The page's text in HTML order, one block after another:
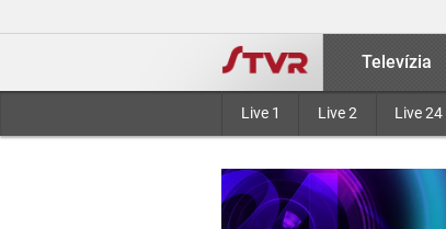
Televízia
Live 1 Live 2 Live 24